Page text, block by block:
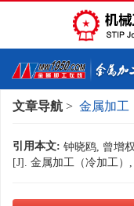
文章导航 > 金属加工
引用本文: 钟晓鸥, 曾增
[J]. 金属加工（冷加工）,